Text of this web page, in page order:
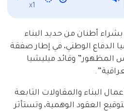
x1
أطنان من حديد البناء
الدفاع الوطني، في إطار صفقة
المظهور” وقائد ميليشيا
البناء والمقاولات التابعة
العقود الوهمية، وتستأثر